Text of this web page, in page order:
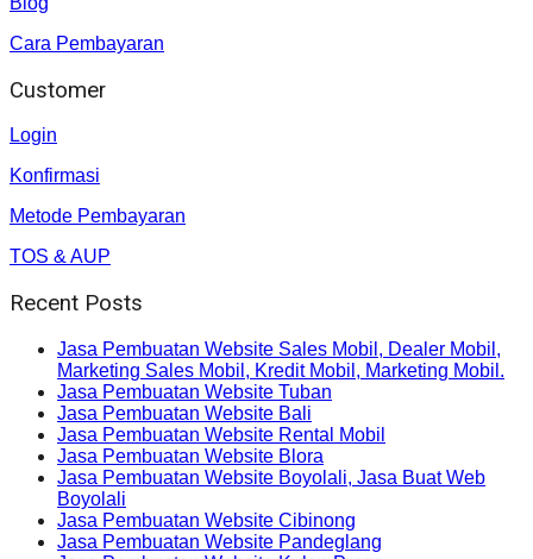
Cara Pembayaran
Customer
Login
Konfirmasi
Metode Pembayaran
TOS & AUP
Recent Posts
Jasa Pembuatan Website Sales Mobil, Dealer Mobil,
Marketing Sales Mobil, Kredit Mobil, Marketing Mobil.
Jasa Pembuatan Website Tuban
Jasa Pembuatan Website Bali
Jasa Pembuatan Website Rental Mobil
Jasa Pembuatan Website Blora
Jasa Pembuatan Website Boyolali, Jasa Buat Web
Boyolali
Jasa Pembuatan Website Cibinong
Jasa Pembuatan Website Pandeglang